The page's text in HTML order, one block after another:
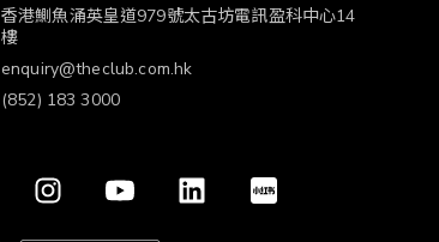
香港鰂魚涌英皇道979號太古坊電訊盈科中心14
樓
enquiry@theclub.com.hk
(852) 183 3000